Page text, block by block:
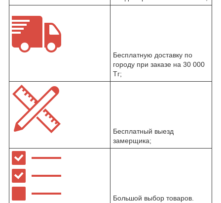
Бесплатную доставку по
городу при заказе на 30 000
Тг;
Бесплатный выезд
замерщика;
Большой выбор товаров.